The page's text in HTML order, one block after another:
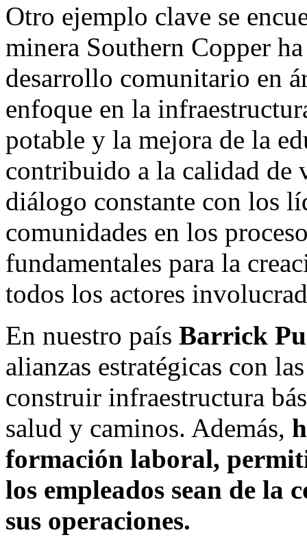
Otro ejemplo clave se
minera Southern Copper
desarrollo comunitario en
enfoque en la
potable y la mejora de la
contribuido a la calidad de
diálogo constante con los
comunidades en los
fundamentales para la
todos los actores
En nuestro país Barrick
alianzas estratégicas con
construir infraestructura
salud y caminos. Además,
formación laboral,
los empleados sean de la
sus operaciones.